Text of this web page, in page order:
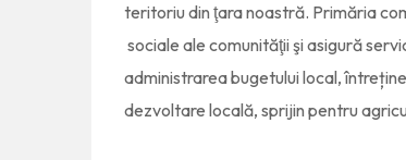
teritoriu din ţara noastră. Primăria
sociale ale comunităţii şi asigură
administrarea bugetului local,
dezvoltare locală, sprijin pentru